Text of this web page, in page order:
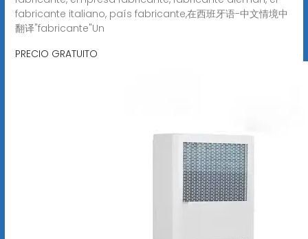
fabricante italiano, país fabricante,在西班牙语-中文情境中
翻译"fabricante"Un
PRECIO GRATUITO